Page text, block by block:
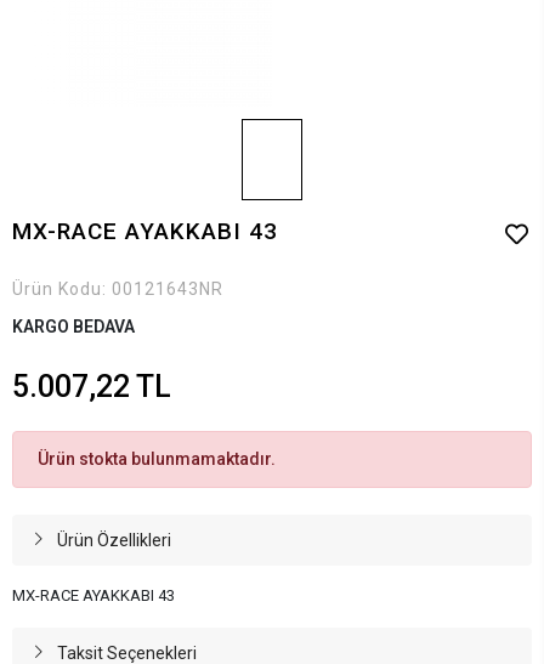
MX-RACE AYAKKABI 43
Ürün Kodu: 00121643NR
KARGO BEDAVA
5.007,22 TL
Ürün stokta bulunmamaktadır.
Ürün Özellikleri
MX-RACE AYAKKABI 43
Taksit Seçenekleri